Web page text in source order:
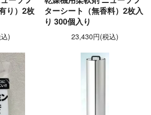
り）2枚
)
ターシート（無香料）2枚入
り 300個入り
23,430円(税込)